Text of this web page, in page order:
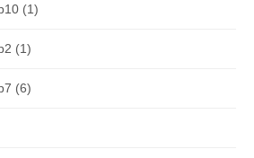
(1)
(1)
(6)